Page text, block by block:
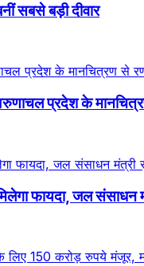
सबसे बड़ी दीवार
प्रदेश के
फायदा, जल संसाधन